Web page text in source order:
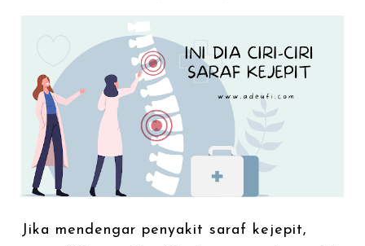
Jika mendengar penyakit saraf kejepit,